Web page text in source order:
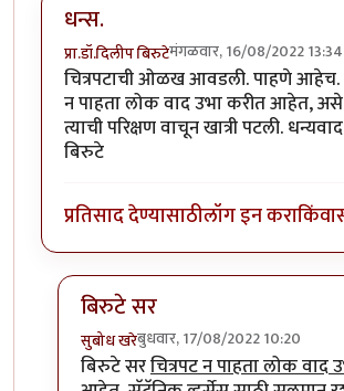
धन्स.
प्रा.डॉ.दिलीप बिरुटेमंगळवार, 16/08/2022 13:34
चित्रपटाची ओळख आवडली. पाहणे आहेच.
न पाहता लोक वाद उभा करीत आहेत,
त्याची परिक्षण वाचून खात्री पटली.
बिरुटे
प्रतिसाद देण्यासाठीलॉग इन कराकिंवा
बिरुटे सर
सुबोध खरेबुधवार, 17/08/2022 10:20
In reply toधन्स.byप्रा.डॉ.दिलीप
बिरुटे सरचित्रपट न पाहता लोक वाद